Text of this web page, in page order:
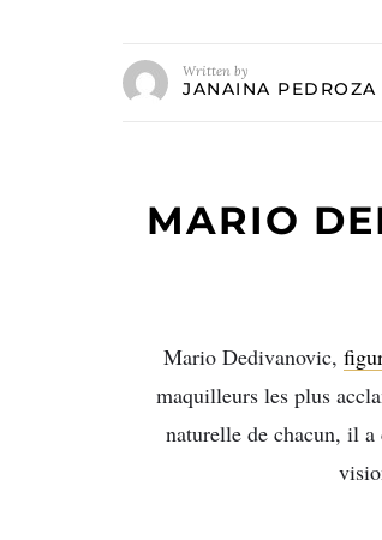
Written by
JANAINA PEDROZA
MARIO
Mario Dedivanovic,
maquilleurs les plus
naturelle de chacun, il a